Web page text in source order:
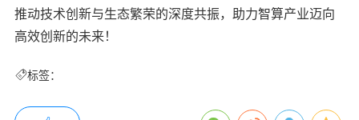
推动技术创新与生态繁荣的深度共振，助力智算产业迈向
高效创新的未来！
标签：